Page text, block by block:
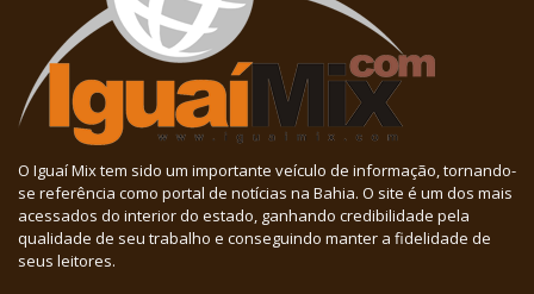
O Iguaí Mix tem sido um importante veículo de informação, tornando-
se referência como portal de notícias na Bahia. O site é um dos mais
acessados do interior do estado, ganhando credibilidade pela
qualidade de seu trabalho e conseguindo manter a fidelidade de
seus leitores.